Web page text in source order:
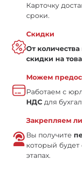
Карточку
сроки.
Скидки
От
скидки на
Можем
Работаем с
НДС для
Закрепляем
Вы получите
который будет
этапах.